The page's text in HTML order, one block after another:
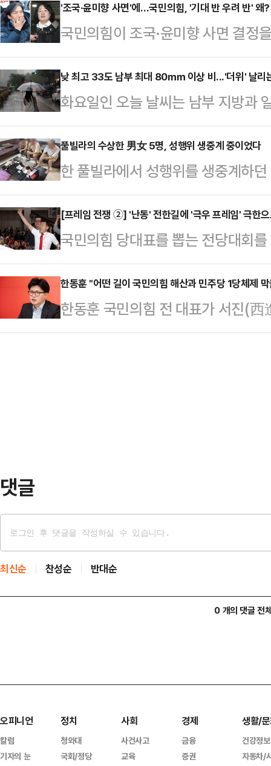
'조국·윤미향 사면'에…국민의힘, '기대 반 우려 반' 왜?
국민의힘이 조국·윤미향 사면 결정
펼치고 있다. 국민 눈높이에 맞지
통령이 국론 분열을 초래했다는 이
이 대통령의 지지율이 떨어지는 등
감지된다. 하지만 유튜버 전한길 씨
우위를 점하기 어려울 것이란 우려
문제부터 빨리 풀어야 한다는 목소
국무회의를 열어 …
낮 최고 33도 남부 최대 80㎜ 이상 비...'더위' 날리
화요일인 오늘 날씨는 남부 지방과
어지겠다.기상청은 "정체전선의 영
원 중남부와 충청권에 비가 오는 곳
가 내리는 곳이 있겠다"고 예보했
은 곳 전남 남해안 80mm 이상),
산·경남 20~60mm(많은 곳 경남
5~40mm, 제주 10~60mm, 강원
5mm …
풀빌라의 수상한 男女 5명, 성행위 생중계 중이었다
한 풀빌라에서 성행위를 생중계하
체포됐다.지난 7일(현지시간) 태국
국 이민청은 6일 경찰이 파타야의
오스 여성 2명을 체포했다고 밝혔
추적한 후 현장을 덮쳐 라이브 방송
인용품, 콘돔, 카메라, 휴대전화 및
중국 온라인 플랫폼을 통해 방송을
면 출연자들에게 …
[프레임 전쟁 ②] '난동' 전한길에 '극우 프레임' 극한
국민의힘 당대표를 뽑는 전당대회
유튜버 전한길 씨가 등장하며 얼룩
이른바 '윤 어게인'의 대표주자 전
임'만 강화됐다는 지적이 나온다.국
연설회를 하루 앞둔 11일 '배신자'
한동훈 "어떤 길이 국민의힘 해산과 민주당 1당체제
한동훈 국민의힘 전 대표가 서진(
호남에서 보수정치를 하는 이유가
댓글
최신순 찬성순 반대순
0 개의 댓글 전
오피니언
칼럼
기자의 눈
정치
청와대
국회/정당
사회
사건사고
교육
경제
금융
증권
생활/
건강정보
자동차/